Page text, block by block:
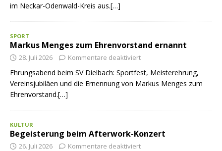
im Neckar-Odenwald-Kreis aus.[…]
SPORT
Markus Menges zum Ehrenvorstand ernannt
28. Juli 2026 Kommentare deaktiviert
Ehrungsabend beim SV Dielbach: Sportfest, Meisterehrung,
Vereinsjubiläen und die Ernennung von Markus Menges zum
Ehrenvorstand.[…]
KULTUR
Begeisterung beim Afterwork-Konzert
26. Juli 2026 Kommentare deaktiviert